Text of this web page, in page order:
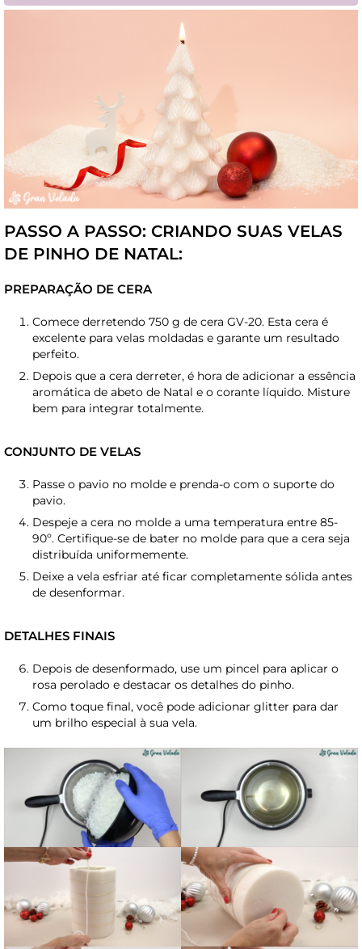
PASSO A PASSO: CRIANDO SUAS VELAS
DE PINHO DE NATAL:
PREPARAÇÃO DE CERA
Comece derretendo 750 g de cera GV-20. Esta cera é
excelente para velas moldadas e garante um resultado
perfeito.
Depois que a cera derreter, é hora de adicionar a essência
aromática de abeto de Natal e o corante líquido. Misture
bem para integrar totalmente.
CONJUNTO DE VELAS
Passe o pavio no molde e prenda-o com o suporte do
pavio.
Despeje a cera no molde a uma temperatura entre 85-
90º. Certifique-se de bater no molde para que a cera seja
distribuída uniformemente.
Deixe a vela esfriar até ficar completamente sólida antes
de desenformar.
DETALHES FINAIS
Depois de desenformado, use um pincel para aplicar o
rosa perolado e destacar os detalhes do pinho.
Como toque final, você pode adicionar glitter para dar
um brilho especial à sua vela.